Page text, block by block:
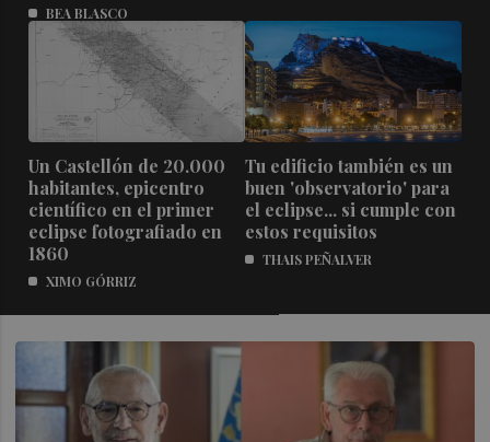
BEA BLASCO
Un Castellón de 20.000
habitantes, epicentro
científico en el primer
eclipse fotografiado en
1860
XIMO GÓRRIZ
Tu edificio también es un
buen 'observatorio' para
el eclipse... si cumple con
estos requisitos
THAIS PEÑALVER